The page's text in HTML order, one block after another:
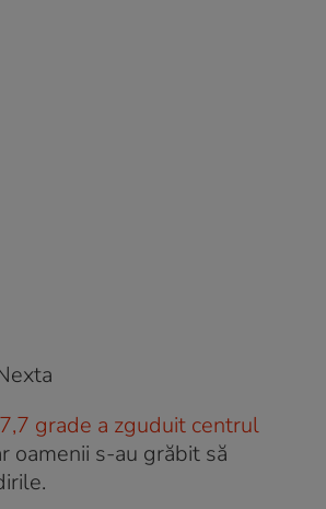
grade a zguduit centrul
oamenii s-au grăbit să